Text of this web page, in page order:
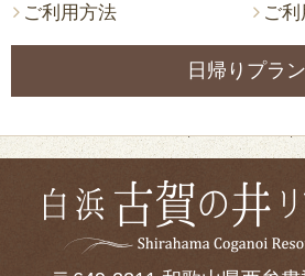
ご利用方法
ご
日帰りプラン